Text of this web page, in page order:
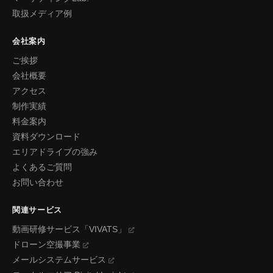
取扱メディア例
会社案内
ご挨拶
会社概要
アクセス
制作実績
料金案内
資料ダウンロード
エリアドライブの強み
よくあるご質問
お問い合わせ
関連サービス
動画研修サービス「VIVATS」
ドローン空撮事業
メールシステムサービス